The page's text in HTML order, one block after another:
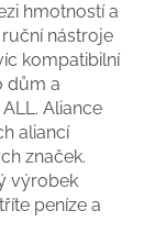
hmotností a
nástroje
kompatibilní
dům a
Aliance
aliancí
značek.
výrobek
peníze a